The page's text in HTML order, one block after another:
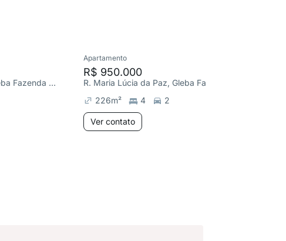
R. Eurico Hummig, Gleba Fazenda Palhano
Apartamento
R$ 950.000
226m² 4 2
Ver contato